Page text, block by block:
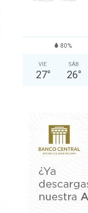
80%
VIE
27°
SÁB
26°